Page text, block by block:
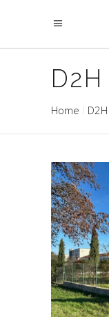
D2H
Home D2H